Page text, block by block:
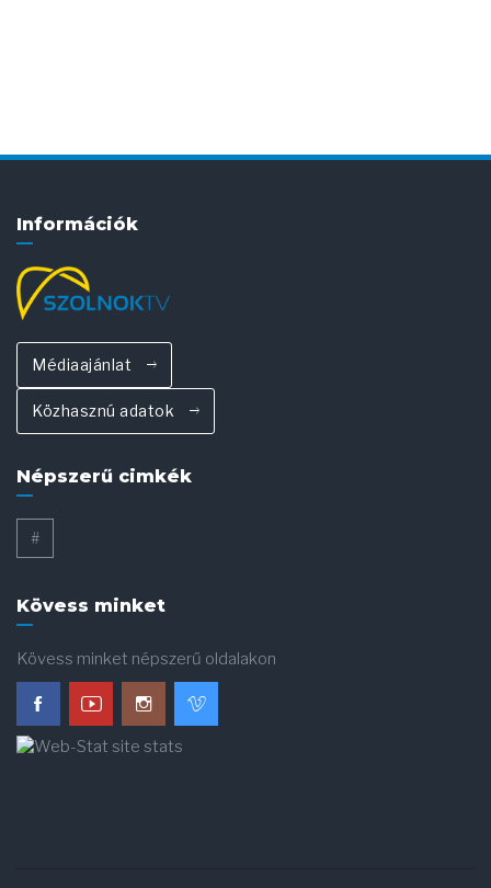
Információk
Médiaajánlat
Közhasznú adatok
Népszerű cimkék
#
Kövess minket
Kövess minket népszerű oldalakon